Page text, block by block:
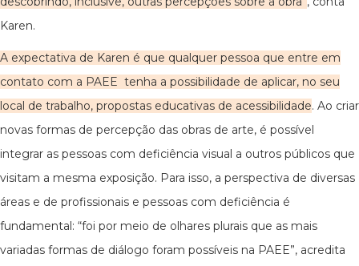
Karen.
A expectativa de Karen é que qualquer pessoa que entre em
contato com a PAEE tenha a possibilidade de aplicar, no seu
local de trabalho, propostas educativas de acessibilidade. Ao criar
novas formas de percepção das obras de arte, é possível
integrar as pessoas com deficiência visual a outros públicos que
visitam a mesma exposição. Para isso, a perspectiva de diversas
áreas e de profissionais e pessoas com deficiência é
fundamental: “foi por meio de olhares plurais que as mais
variadas formas de diálogo foram possíveis na PAEE”, acredita